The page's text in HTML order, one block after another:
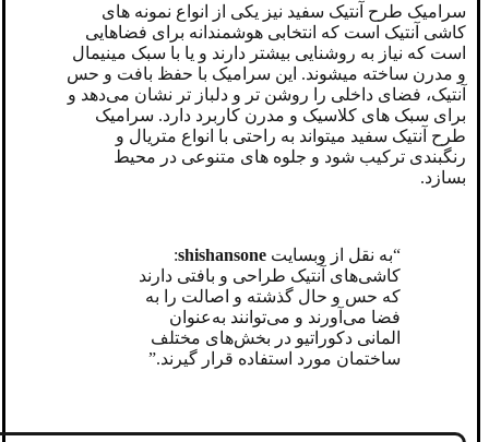
سرامیک طرح آنتیک سفید نیز یکی از انواع نمونه های
کاشی آنتیک است که انتخابی هوشمندانه برای فضاهایی
است که نیاز به روشنایی بیشتر دارند و یا با سبک مینیمال
و مدرن ساخته میشوند. این سرامیک با حفظ بافت و حس
آنتیک، فضای داخلی را روشن‌ تر و دلباز تر نشان می‌دهد و
برای سبک ‌های کلاسیک و مدرن کاربرد دارد. سرامیک
طرح آنتیک سفید میتواند به راحتی با انواع متریال و
رنگبندی ترکیب شود و جلوه های متنوعی در محیط
بسازد.
“به نقل از وبسایت shishansone
:
کاشی‌های آنتیک طراحی و بافتی دارند
که حس و حال گذشته و اصالت را به
فضا می‌آورند و می‌توانند به‌عنوان
المانی دکوراتیو در بخش‌های مختلف
ساختمان مورد استفاده قرار گیرند.”